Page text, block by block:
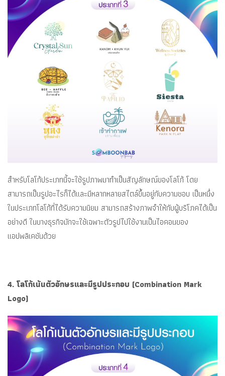
สำหรับโลโก้ประเภทนี้จะใช้รูปภาพมาทำเป็นสัญลักษณ์ของโลโก้ โดย
สามารถเป็นรูปอะไรก็ได้และมีหลากหลายสไตล์ขึ้นอยู่กับความชอบ เป็นหนึ่ง
ในประเภทโลโก้ที่ได้รับความนิยม สามารถสร้างภาพจำให้กับผู้บริโภคได้เป็น
อย่างดี ในบางธุรกิจมักจะใช้เฉพาะตัวรูปไปใช้งานเป็นไอคอนของ
แอปพลิเคชันด้วย
4. โลโก้เน้นตัวอักษรและมีรูปประกอบ (Combination Mark
Logo)